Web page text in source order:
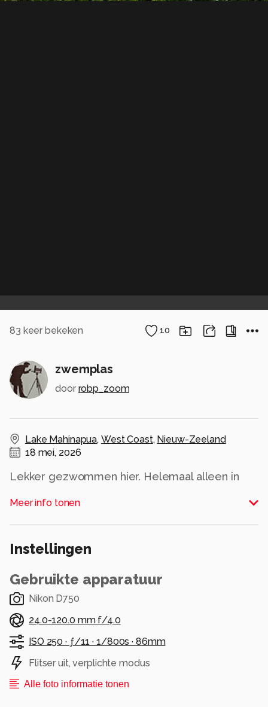
83 keer bekeken 10
zwemplas
door robp_zoom
Lake Mahinapua, West Coast, Nieuw-Zeeland
18 mei, 2026
Lekker gezwommen hier. Helemaal alleen in
natuurcamping bij dit meer, dus erg rustig.
Meer info tonen
Instellingen
Gebruikte apparatuur
Nikon D750
24.0-120.0 mm f/4.0
ISO 250 · ƒ/11 · 1/800s · 86mm
Flitser uit, verplichte modus
Alle foto informatie tonen